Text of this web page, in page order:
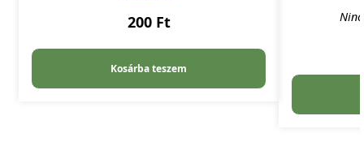
200 Ft
Kosárba teszem